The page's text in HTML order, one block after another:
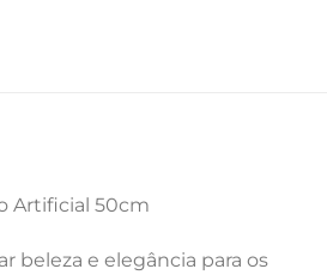
Artificial 50cm
beleza e elegância para os